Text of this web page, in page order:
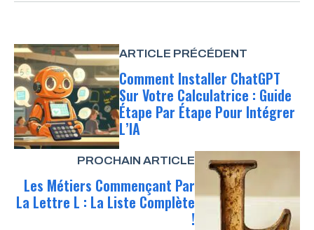
ARTICLE PRÉCÉDENT
Comment Installer ChatGPT
Sur Votre Calculatrice : Guide
Étape Par Étape Pour Intégrer
L’IA
PROCHAIN ARTICLE
Les Métiers Commençant Par
La Lettre L : La Liste Complète
!